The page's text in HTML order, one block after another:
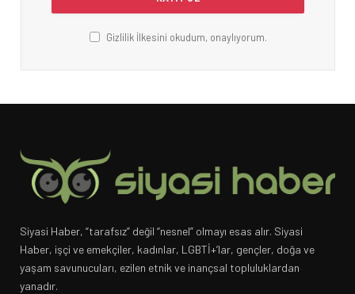
Gizlilik İlkesini okudum, onaylıyorum.
Siyasi Haber, “tarafsız” değil “nesnel” olmayı esas alır. Siyasi
Haber, işçi ve emekçiler, kadınlar, LGBTİ+’lar, gençler, doğa ve
yaşam savunucuları, ezilen etnik ve inançsal topluluklardan
yanadır.